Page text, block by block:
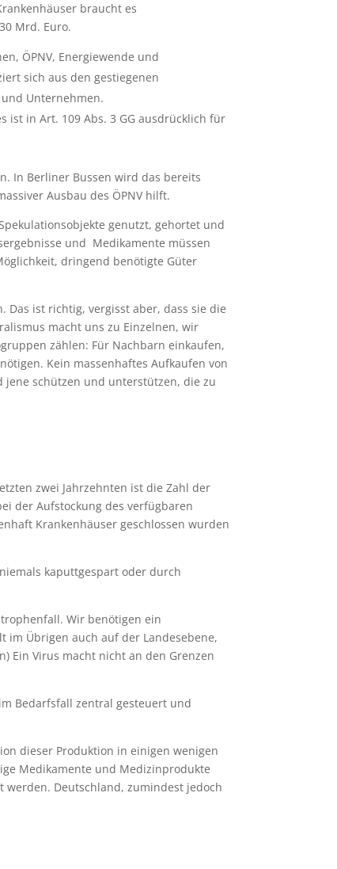
braucht es
Mrd. Euro.
ÖPNV, Energiewende und
sich aus den gestiegenen
Unternehmen.
ist in Art. 109 Abs. 3 GG ausdrücklich für
In Berliner Bussen wird das bereits
Ausbau des ÖPNV hilft.
genutzt, gehortet und
und Medikamente müssen
dringend benötigte Güter
ist richtig, vergisst aber, dass sie die
macht uns zu Einzelnen, wir
zählen: Für Nachbarn einkaufen,
Kein massenhaftes Aufkaufen von
schützen und unterstützen, die zu
zwei Jahrzehnten ist die Zahl der
der Aufstockung des verfügbaren
Krankenhäuser geschlossen wurden
kaputtgespart oder durch
Wir benötigen ein
im Übrigen auch auf der Landesebene,
Ein Virus macht nicht an den Grenzen
Bedarfsfall zentral gesteuert und
dieser Produktion in einigen wenigen
Medikamente und Medizinprodukte
Deutschland, zumindest jedoch